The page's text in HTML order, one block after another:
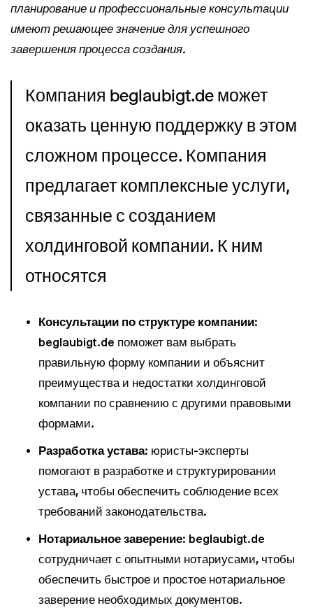
планирование и профессиональные консультации
имеют решающее значение для успешного
завершения процесса создания.
Компания beglaubigt.de может
оказать ценную поддержку в этом
сложном процессе. Компания
предлагает комплексные услуги,
связанные с созданием
холдинговой компании. К ним
относятся
Консультации по структуре компании:
beglaubigt.de поможет вам выбрать
правильную форму компании и объяснит
преимущества и недостатки холдинговой
компании по сравнению с другими правовыми
формами.
Разработка устава: юристы-эксперты
помогают в разработке и структурировании
устава, чтобы обеспечить соблюдение всех
требований законодательства.
Нотариальное заверение: beglaubigt.de
сотрудничает с опытными нотариусами, чтобы
обеспечить быстрое и простое нотариальное
заверение необходимых документов.